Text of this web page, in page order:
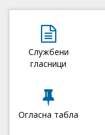
Службени
гласници
Огласна табла